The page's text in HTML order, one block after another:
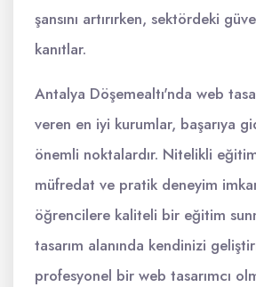
şansını artırırken, sektördeki
kanıtlar.
Antalya Döşemealtı'nda web
veren en iyi kurumlar, başarıya
önemli noktalardır. Nitelikli
müfredat ve pratik deneyim
öğrencilere kaliteli bir eğitim
tasarım alanında kendinizi
profesyonel bir web tasarımcı